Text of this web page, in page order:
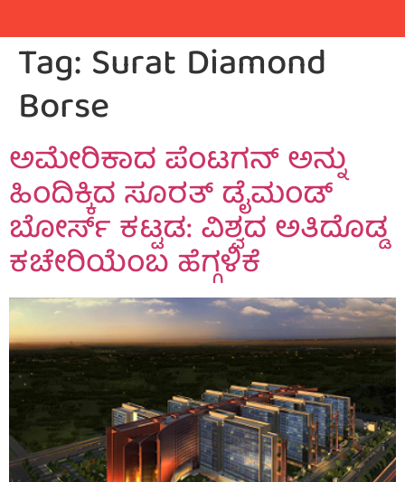
Tag: Surat Diamond
Borse
ಅಮೇರಿಕಾದ ಪೆಂಟಗನ್ ಅನ್ನು
ಹಿಂದಿಕ್ಕಿದ ಸೂರತ್ ಡೈಮಂಡ್
ಬೋರ್ಸ್‌ ಕಟ್ಟಡ: ವಿಶ್ವದ ಅತಿದೊಡ್ಡ
ಕಚೇರಿಯೆಂಬ ಹೆಗ್ಗಳಿಕೆ